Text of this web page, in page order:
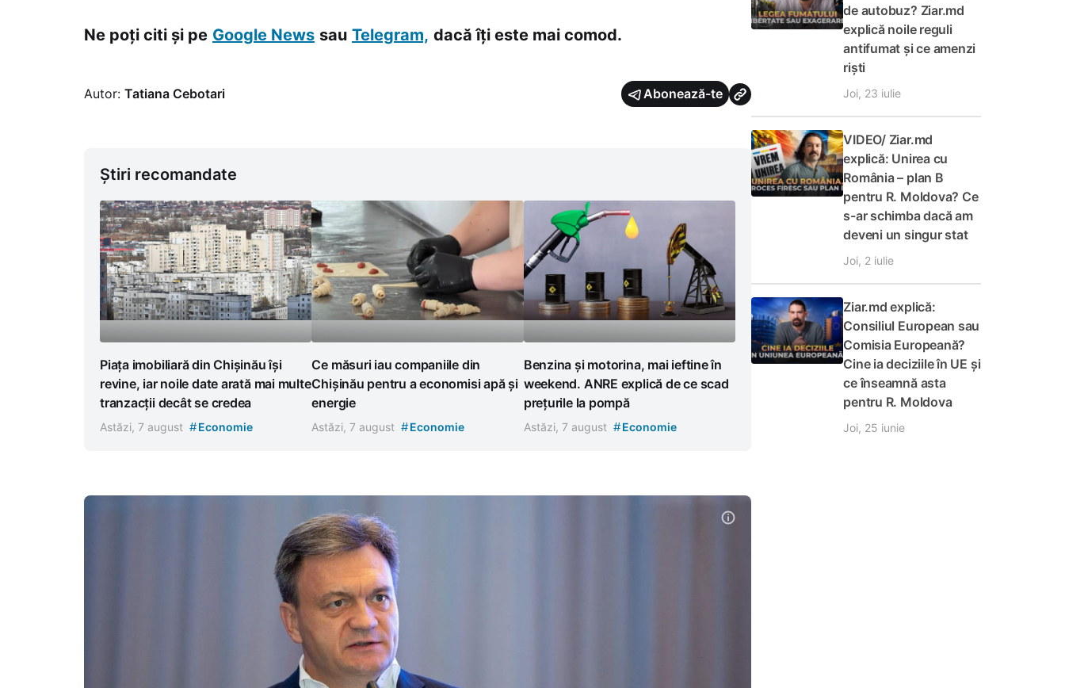
Ne poți citi și pe Google News sau Telegram, dacă îți este mai comod.
Autor: Tatiana Cebotari Abonează-te
Știri recomandate
Piața imobiliară din Chișinău își
revine, iar noile date arată mai multe
tranzacții decât se credea
Astăzi, 7 august #Economie
Ce măsuri iau companiile din
Chișinău pentru a economisi apă și
energie
Astăzi, 7 august #Economie
Benzina și motorina, mai ieftine în
weekend. ANRE explică de ce scad
prețurile la pompă
Astăzi, 7 august #Economie
de autobuz? Ziar.md
explică noile reguli
antifumat și ce amenzi
riști
Joi, 23 iulie
VIDEO/ Ziar.md
explică: Unirea cu
România – plan B
pentru R. Moldova? Ce
s-ar schimba dacă am
deveni un singur stat
Joi, 2 iulie
Ziar.md explică:
Consiliul European sau
Comisia Europeană?
Cine ia deciziile în UE și
ce înseamnă asta
pentru R. Moldova
Joi, 25 iunie